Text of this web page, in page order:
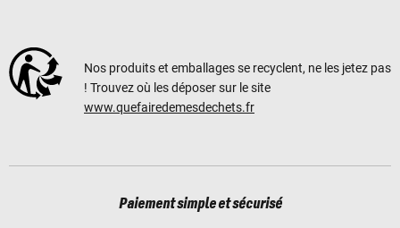
Nos produits et emballages se recyclent, ne les jetez pas
! Trouvez où les déposer sur le site
www.quefairedemesdechets.fr
Paiement simple et sécurisé